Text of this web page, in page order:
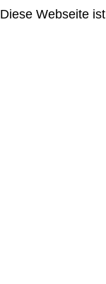
Diese Webseite